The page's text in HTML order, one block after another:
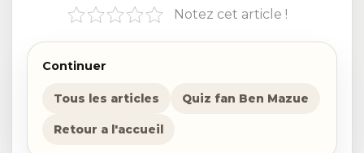
Notez cet article !
Continuer
Tous les articles Quiz fan Ben Mazue
Retour a l'accueil